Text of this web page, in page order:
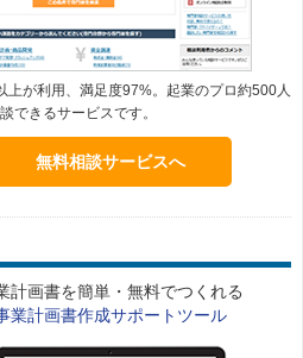
上が利用、満足度97%。起業のプロ約500人
できるサービスです。
無料相談サービスへ
計画書を簡単・無料でつくれる
業計画書作成サポートツール